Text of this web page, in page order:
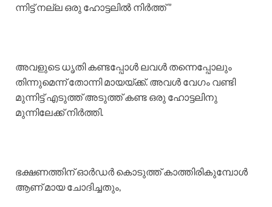
ന്നിട്ട് നല്ല ഒരു ഹോട്ടലിൽ നിർത്ത് ”
അവളുടെ ധൃതി കണ്ടപ്പോൾ ലവൾ തന്നെപ്പോലും
തിന്നുമെന്ന് തോന്നി മായയ്ക്ക്. അവൾ വേഗം വണ്ടി
മുന്നിട്ട് എടുത്ത് അടുത്ത് കണ്ട ഒരു ഹോട്ടലിനു
മുന്നിലേക്ക് നിർത്തി.
ഭക്ഷണത്തിന് ഓർഡർ കൊടുത്ത് കാത്തിരികുമ്പോൾ
ആണ് മായ ചോദിച്ചതും,